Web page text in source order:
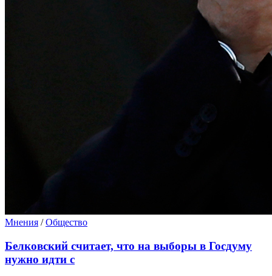
Мнения /Общество
Белковский считает, что на выборы в Госдуму
нужно идти с